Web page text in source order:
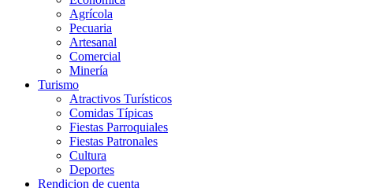
Agrícola
Pecuaria
Artesanal
Comercial
Minería
Turismo
Atractivos Turísticos
Comidas Típicas
Fiestas Parroquiales
Fiestas Patronales
Cultura
Deportes
Rendicion de cuenta